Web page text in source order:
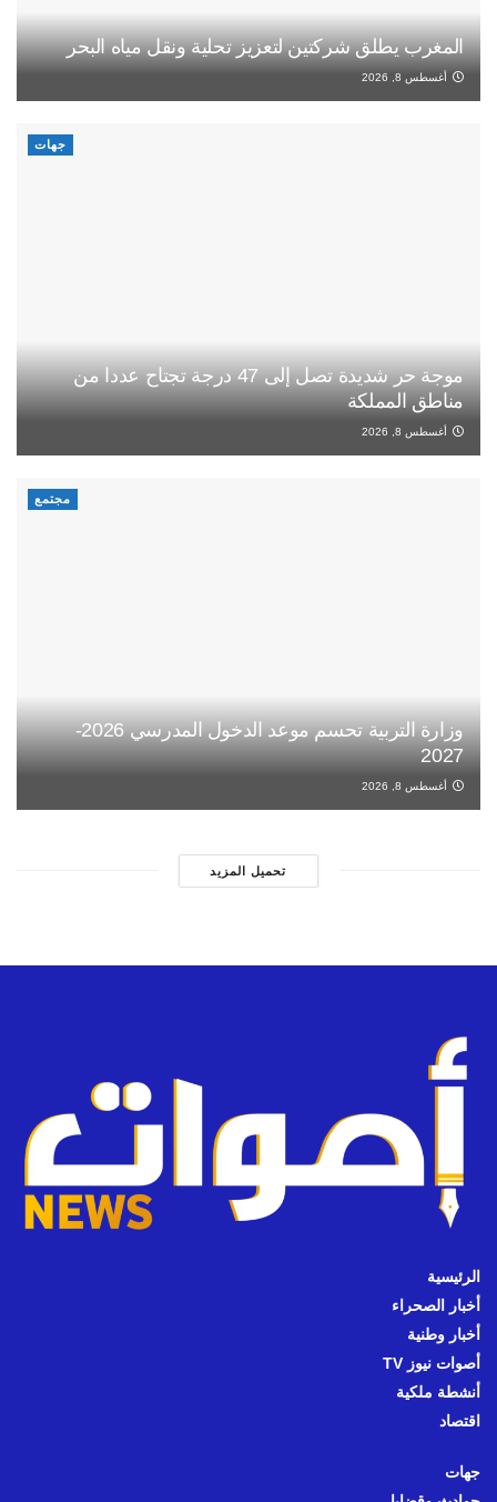
المغرب يطلق شركتين لتعزيز تحلية ونقل مياه البحر
أغسطس 8, 2026
جهات
موجة حر شديدة تصل إلى 47 درجة تجتاح عددا من
مناطق المملكة
أغسطس 8, 2026
مجتمع
وزارة التربية تحسم موعد الدخول المدرسي 2026-
2027
أغسطس 8, 2026
تحميل المزيد
الرئيسية
أخبار الصحراء
أخبار وطنية
أصوات نيوز TV
أنشطة ملكية
اقتصاد
جهات